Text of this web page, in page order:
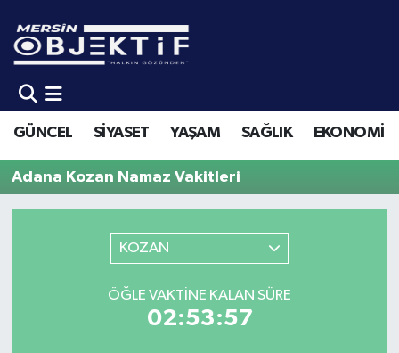
GÜNCEL SİYASET YAŞAM SAĞLIK EKONOMİ
Adana Kozan Namaz Vakitleri
KOZAN
ÖĞLE VAKTINE KALAN SÜRE
02:53:57
GÜNCEL
SİYASET
YAŞAM
EKONOMİ
Mersin Hava Durumu
Mersin Trafik Yoğunluk Haritası
Süper Lig Puan Durumu ve Fikstür
Son Dakika Haberleri
Haber Arşivi